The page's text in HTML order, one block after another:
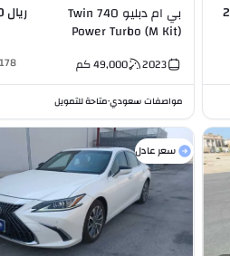
بي ام دبليو 740 Twin
Power Turbo (M Kit)
ريال 388,000
2023
49,000كم
مواصفات سعودي•متاحة للتمويل
سعر عادل